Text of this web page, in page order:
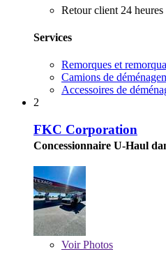
Retour client 24 heures
Services
Remorques et
Camions de
Accessoires de
2
FKC Corporation
Concessionnaire U-Haul
VoirPhotos